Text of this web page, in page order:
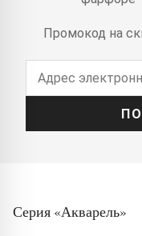
Промокод на
Серия «Акварель»